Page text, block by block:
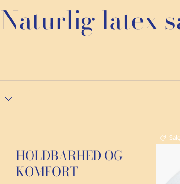
Naturlig latex
HOLDBARHED OG
KOMFORT
Salg